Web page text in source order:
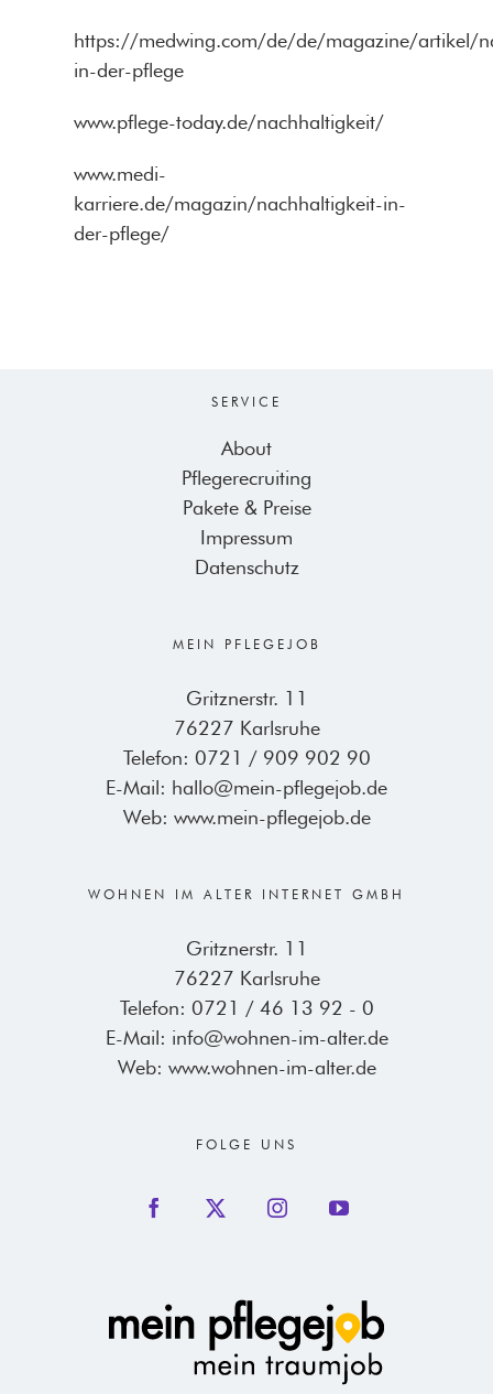
https://medwing.com/de/de/magazine/artikel/
in-der-pflege
www.pflege-today.de/nachhaltigkeit/
www.medi-
karriere.de/magazin/nachhaltigkeit-in-
der-pflege/
SERVICE
About
Pflegerecruiting
Pakete & Preise
Impressum
Datenschutz
MEIN PFLEGEJOB
Gritznerstr. 11
76227 Karlsruhe
Telefon: 0721 / 909 902 90
E-Mail: hallo@mein-pflegejob.de
Web: www.mein-pflegejob.de
WOHNEN IM ALTER INTERNET GMBH
Gritznerstr. 11
76227 Karlsruhe
Telefon: 0721 / 46 13 92 - 0
E-Mail: info@wohnen-im-alter.de
Web: www.wohnen-im-alter.de
FOLGE UNS